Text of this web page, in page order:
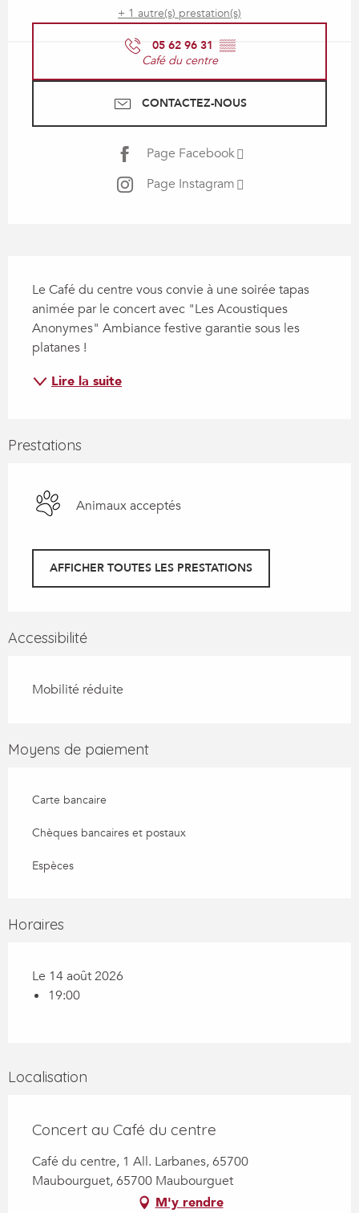
+ 1 autre(s) prestation(s)
05 62 96 31 ▒▒
Café du centre
CONTACTEZ-NOUS
Page Facebook
Page Instagram
Le Café du centre vous convie à une soirée tapas
animée par le concert avec "Les Acoustiques
Anonymes" Ambiance festive garantie sous les
platanes !
Lire la suite
Prestations
Animaux acceptés
AFFICHER TOUTES LES PRESTATIONS
Accessibilité
Mobilité réduite
Moyens de paiement
Carte bancaire
Chèques bancaires et postaux
Espèces
Horaires
Le 14 août 2026
19:00
Localisation
Concert au Café du centre
Café du centre, 1 All. Larbanes, 65700
Maubourguet, 65700 Maubourguet
M'y rendre